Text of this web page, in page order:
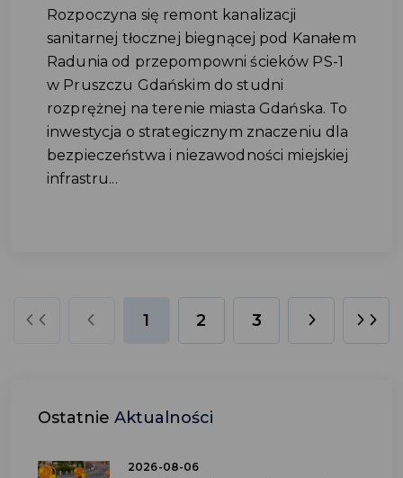
Rozpoczyna się remont kanalizacji
sanitarnej tłocznej biegnącej pod Kanałem
Radunia od przepompowni ścieków PS-1
w Pruszczu Gdańskim do studni
rozprężnej na terenie miasta Gdańska. To
inwestycja o strategicznym znaczeniu dla
bezpieczeństwa i niezawodności miejskiej
infrastru...
1 2 3
Ostatnie Aktualności
2026-08-06